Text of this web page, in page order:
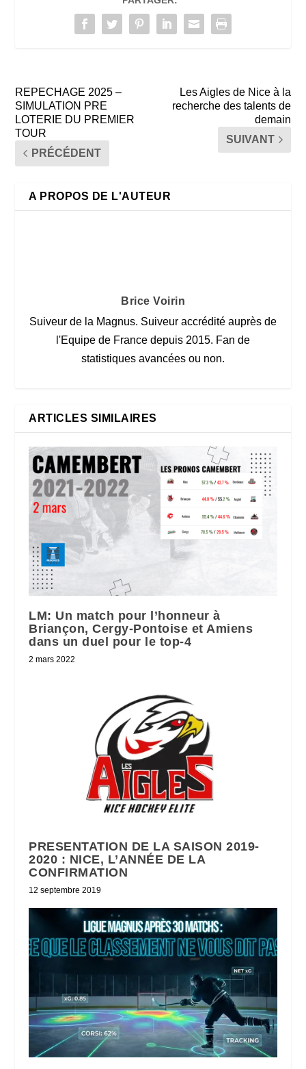
REPECHAGE 2025 –
SIMULATION PRE
LOTERIE DU PREMIER
TOUR
PRÉCÉDENT
Les Aigles de Nice à la
recherche des talents de
demain
SUIVANT
A PROPOS DE L'AUTEUR
Brice Voirin
Suiveur de la Magnus. Suiveur accrédité auprès de
l'Equipe de France depuis 2015. Fan de
statistiques avancées ou non.
ARTICLES SIMILAIRES
LM: Un match pour l’honneur à
Briançon, Cergy-Pontoise et Amiens
dans un duel pour le top-4
2 mars 2022
PRESENTATION DE LA SAISON 2019-
2020 : NICE, L’ANNÉE DE LA
CONFIRMATION
12 septembre 2019